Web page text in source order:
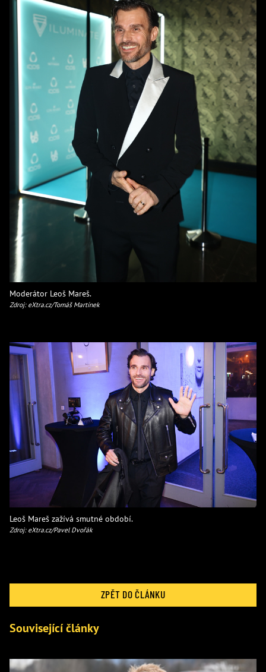
Moderátor Leoš Mareš.
Zdroj: eXtra.cz/Tomáš Martínek
Leoš Mareš zažívá smutné období.
Zdroj: eXtra.cz/Pavel Dvořák
ZPĚT DO ČLÁNKU
Související články